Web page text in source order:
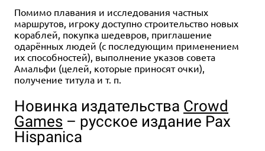
Помимо плавания и исследования частных
маршрутов, игроку доступно строительство новых
кораблей, покупка шедевров, приглашение
одарённых людей (с последующим применением
их способностей), выполнение указов совета
Амальфи (целей, которые приносят очки),
получение титула и т. п.
Новинка издательства Crowd
Games – русское издание Pax
Hispanica